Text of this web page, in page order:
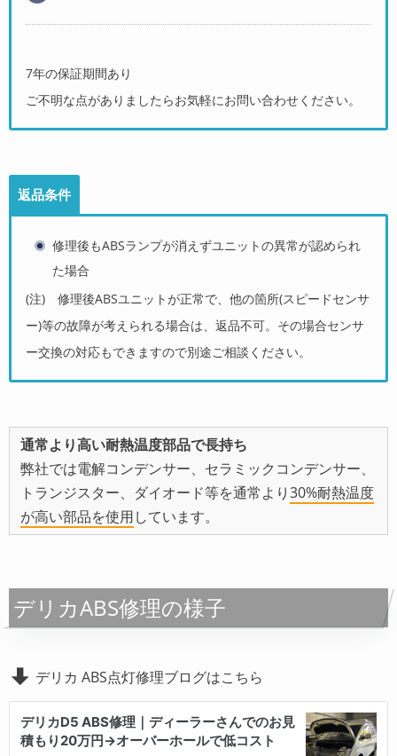
7年の保証期間あり
ご不明な点がありましたらお気軽にお問い合わせください。
返品条件
修理後もABSランプが消えずユニットの異常が認められ
た場合
(注) 修理後ABSユニットが正常で、他の箇所(スピードセンサ
ー)等の故障が考えられる場合は、返品不可。その場合センサ
ー交換の対応もできますので別途ご相談ください。
通常より高い耐熱温度部品で長持ち
弊社では電解コンデンサー、セラミックコンデンサー、
トランジスター、ダイオード等を通常より30%耐熱温度
が高い部品を使用しています。
デリカABS修理の様子
デリカ ABS点灯修理ブログはこちら